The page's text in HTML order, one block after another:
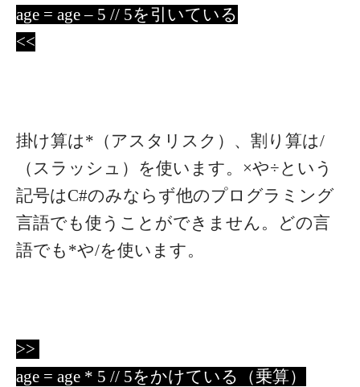
age = age – 5 // 5を引いている
<<
掛け算は*（アスタリスク）、割り算は/
（スラッシュ）を使います。×や÷という
記号はC#のみならず他のプログラミング
言語でも使うことができません。どの言
語でも*や/を使います。
>>
age = age * 5 // 5をかけている（乗算）